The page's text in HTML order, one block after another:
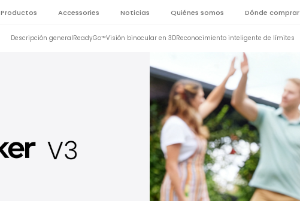
Productos Accessories Noticias Quiénes somos Dónde comprar
Descripción general ReadyGo™Visión binocular en 3DReconocimiento inteligente de límites